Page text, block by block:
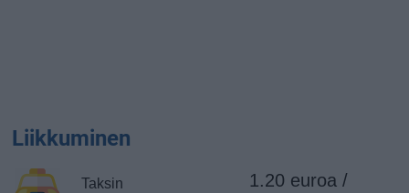
Liikkuminen
Taksin
1.20 euroa /